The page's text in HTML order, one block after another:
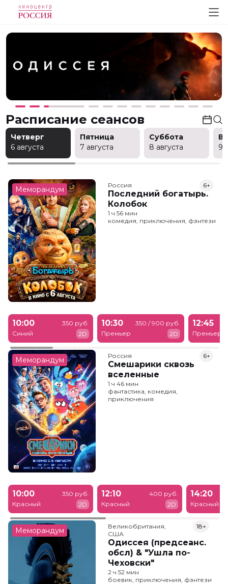
Расписание сеансов
Четверг
6 августа
Пятница
7 августа
Суббота
8 августа
9
Меморандум Россия
Последний богатырь.
Колобок
6+
1 ч 56 мин
комедия, приключения, фэнтези
10:00
Синий
350 руб.
2D
10:30
Премьер
350 / 900 руб.
2D
12:45
Премьер
Меморандум Россия
Смешарики сквозь
вселенные
6+
1 ч 46 мин
фантастика, комедия,
приключения
10:00
Красный
350 руб.
2D
12:10
Красный
400 руб.
2D
14:20
Красный
Меморандум
Великобритания,
США
Одиссея (предсеанс.
обсл) & "Ушла по-
Чеховски"
18+
2 ч 52 мин
боевик, приключения, фэнтези